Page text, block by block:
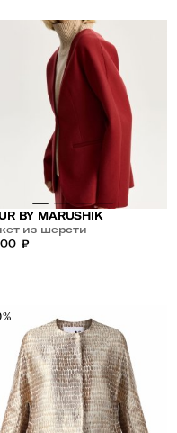
BY MARUSHIK
из шерсти
₽